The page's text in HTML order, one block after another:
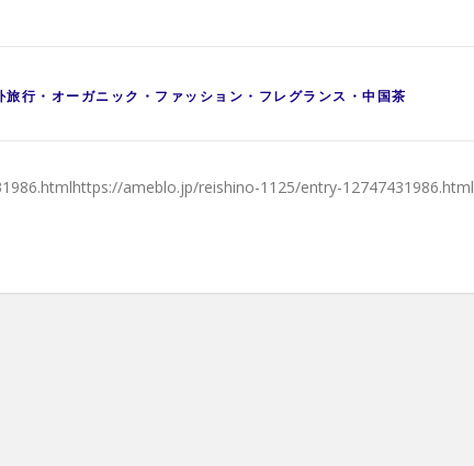
・オーガニック・ファッション・フレグランス・中国茶
ameblo.jp/reishino-1125/entry-12747431986.html